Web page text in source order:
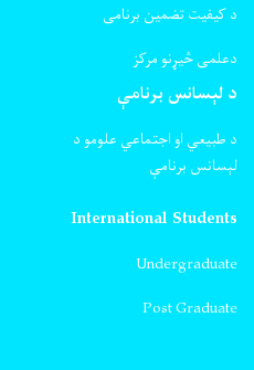
د کیفیت تضمین برنامی
دعلمی څیړنو مرکز
د لېسانس برنامې
د طبیعي او اجتماعي علومو د
لېسانس برنامې
International Students
Undergraduate
Post Graduate